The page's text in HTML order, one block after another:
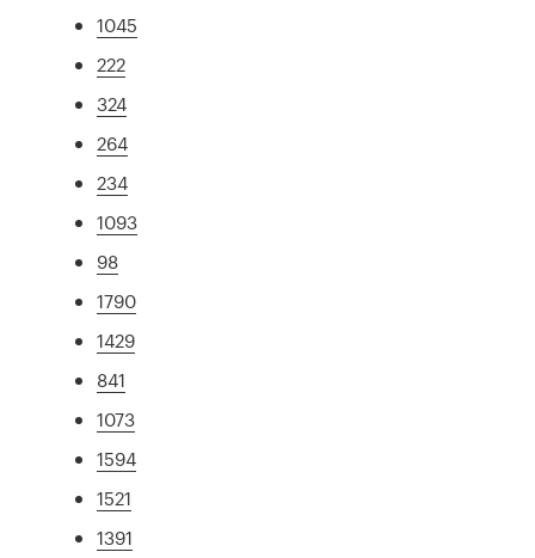
1045
222
324
264
234
1093
98
1790
1429
841
1073
1594
1521
1391